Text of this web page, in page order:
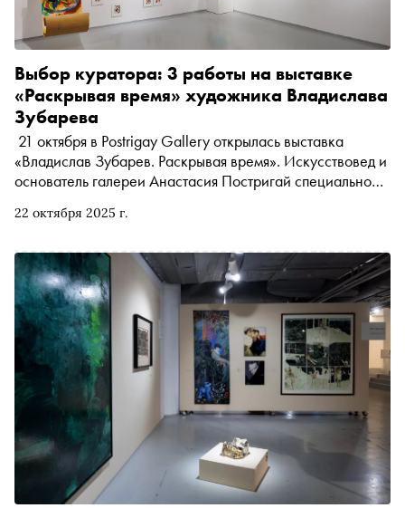
22 октября 2025 г.
Выбор куратора: 3 работы на выставке
«Раскрывая время» художника Владислава
Зубарева
21 октября в Postrigay Gallery открылась выставка
«Владислав Зубарев. Раскрывая время». Искусствовед и
основатель галереи Анастасия Постригай специально
нонконформиста и объяснила, почему его имя пора